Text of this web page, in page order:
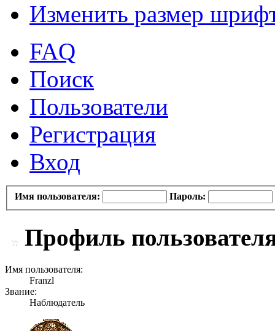
Изменить размер
FAQ
Поиск
Пользователи
Регистрация
Вход
Имя пользователя: Пароль:
Профиль
Имя пользователя:
Franzl
Звание:
Наблюдатель